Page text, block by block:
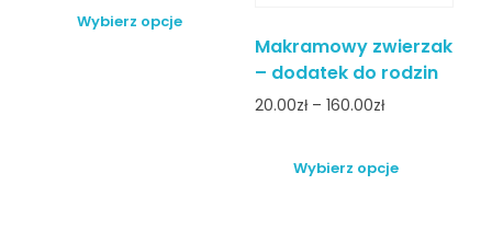
Wybierz opcje
Makramowy zwierzak
– dodatek do rodzin
20.00zł– 160.00zł
Wybierz opcje